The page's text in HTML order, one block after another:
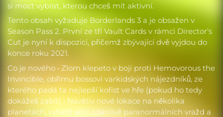
si moct vybrat, kterou chceš mít aktivní.
Tento obsah vyžaduje Borderlands 3 a je obsažen v
Season Pass 2. První ze tří Vault Cards v rámci Director‘s
Cut je nyní k dispozici, přičemž zbývající dvě vyjdou do
konce roku 2021.
Co je nového • Zlom klepeto v boji proti Hemovorous the
Invincible, obřímu bossovi varkidských nájezdníků, ze
kterého padá ta nejlepší kořist ve hře (pokud ho tedy
dokážeš zabít) • Navštiv nové lokace na několika
planetách, vyšetři sérii zdánlivě paranormálních vražd a